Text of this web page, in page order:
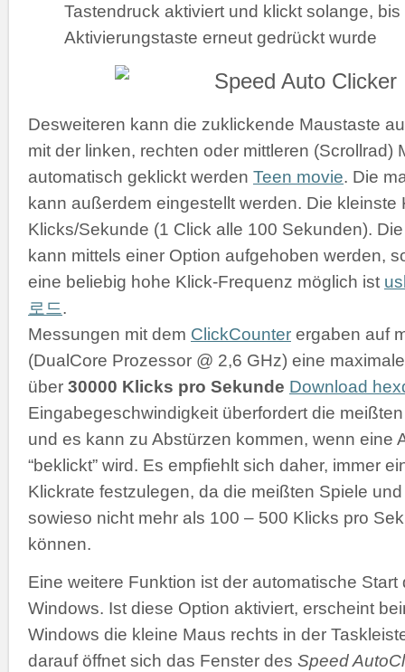
Tastendruck aktiviert und klickt solange, bis
Aktivierungstaste erneut gedrückt wurde
Desweiteren kann die zuklickende Maustaste
mit der linken, rechten oder mittleren (Scrollrad)
automatisch geklickt werden Teen movie. Die
kann außerdem eingestellt werden. Die kleinste
Klicks/Sekunde (1 Click alle 100 Sekunden).
kann mittels einer Option aufgehoben werden,
eine beliebig hohe Klick-Frequenz möglich ist
로드.
Messungen mit dem ClickCounter ergaben auf
(DualCore Prozessor @ 2,6 GHz) eine
über 30000 Klicks pro Sekunde Download
Eingabegeschwindigkeit überfordert die
und es kann zu Abstürzen kommen, wenn eine
“beklickt” wird. Es empfiehlt sich daher, immer
Klickrate festzulegen, da die meißten Spiele
sowieso nicht mehr als 100 – 500 Klicks pro
können.
Eine weitere Funktion ist der automatische Start
Windows. Ist diese Option aktiviert, erscheint
Windows die kleine Maus rechts in der
darauf öffnet sich das Fenster des Speed